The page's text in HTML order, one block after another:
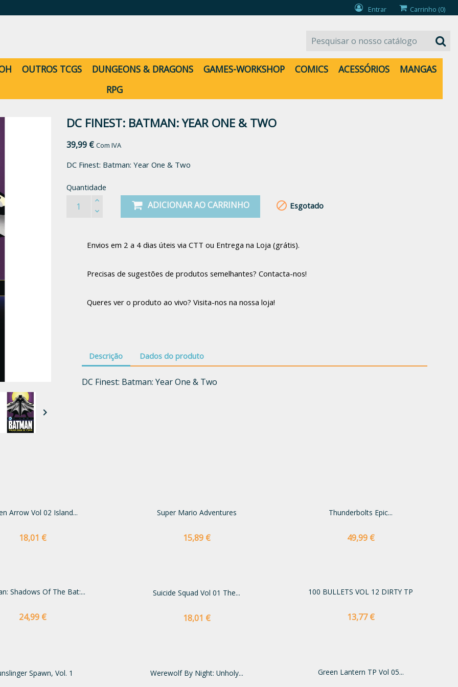
Entrar Carrinho (0)
OUTROS TCGS DUNGEONS & DRAGONS GAMES-WORKSHOP COMICS ACESSÓRIOS
MANGAS
RPG

DC FINEST: BATMAN: YEAR ONE & TWO
39,99 € Com IVA
DC Finest: Batman: Year One & Two
Quantidade
ADICIONAR AO CARRINHO  Esgotado
Envios em 2 a 4 dias úteis via CTT ou Entrega na Loja (grátis).
Precisas de sugestões de produtos semelhantes? Contacta-nos!
Queres ver o produto ao vivo? Visita-nos na nossa loja!
Descrição Dados do produto
DC Finest: Batman: Year One & Two
Arrow Vol 02 Island...
Preço
18,01 €
Super Mario Adventures
Preço
15,89 €
Thunderbolts Epic...
Preço
49,99 €
Shadows Of The Bat:...
Preço
24,99 €
Suicide Squad Vol 01 The...
Preço
18,01 €
100 BULLETS VOL 12 DIRTY TP
Preço
13,77 €
Spawn, Vol. 1 Werewolf By Night: Unholy... Green Lantern TP Vol 05...